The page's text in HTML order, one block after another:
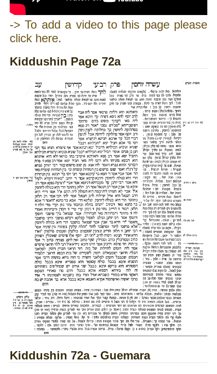
-> To add a video to this page please
click here.
Kiddushin Page 72a
Kiddushin 72a - Guemara